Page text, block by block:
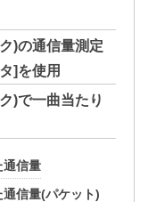
)の通信量測定
]を使用
)で一曲当たり
通信量
信量(パケット)